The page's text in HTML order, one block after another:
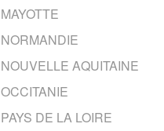
MAYOTTE
NORMANDIE
NOUVELLE AQUITAINE
OCCITANIE
PAYS DE LA LOIRE